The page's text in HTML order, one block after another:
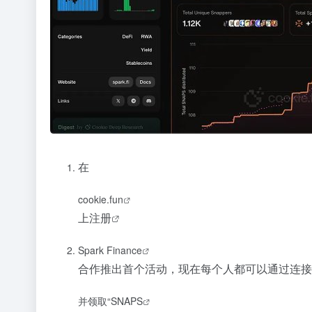
在
cookie.fun
上注册
Spark Finance
合作推出首个活动，现在每个人都可以通过连
并领取“SNAPS